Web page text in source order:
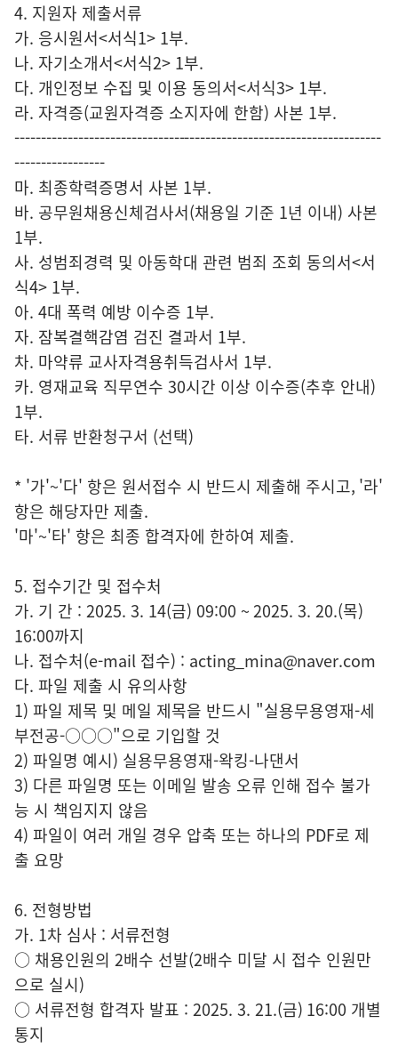
4. 지원자 제출서류
가. 응시원서<서식1> 1부.
나. 자기소개서<서식2> 1부.
다. 개인정보 수집 및 이용 동의서<서식3> 1부.
라. 자격증(교원자격증 소지자에 한함) 사본 1부.
---------------------------------------------------------------------
-----------------
마. 최종학력증명서 사본 1부.
바. 공무원채용신체검사서(채용일 기준 1년 이내) 사본
1부.
사. 성범죄경력 및 아동학대 관련 범죄 조회 동의서<서
식4> 1부.
아. 4대 폭력 예방 이수증 1부.
자. 잠복결핵감염 검진 결과서 1부.
차. 마약류 교사자격용취득검사서 1부.
카. 영재교육 직무연수 30시간 이상 이수증(추후 안내)
1부.
타. 서류 반환청구서 (선택)
* '가'~'다' 항은 원서접수 시 반드시 제출해 주시고, '라'
항은 해당자만 제출.
'마'~'타' 항은 최종 합격자에 한하여 제출.
5. 접수기간 및 접수처
가. 기 간 : 2025. 3. 14(금) 09:00 ~ 2025. 3. 20.(목)
16:00까지
나. 접수처(e-mail 접수) : acting_mina@naver.com
다. 파일 제출 시 유의사항
1) 파일 제목 및 메일 제목을 반드시 "실용무용영재-세
부전공-○○○"으로 기입할 것
2) 파일명 예시) 실용무용영재-왁킹-나댄서
3) 다른 파일명 또는 이메일 발송 오류 인해 접수 불가
능 시 책임지지 않음
4) 파일이 여러 개일 경우 압축 또는 하나의 PDF로 제
출 요망
6. 전형방법
가. 1차 심사 : 서류전형
○ 채용인원의 2배수 선발(2배수 미달 시 접수 인원만
으로 실시)
○ 서류전형 합격자 발표 : 2025. 3. 21.(금) 16:00 개별
통지